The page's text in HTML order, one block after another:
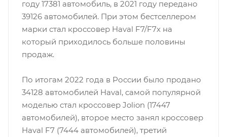
году 17381 автомобиль, в 2021 году передано
39126 автомобилей. При этом бестселлером
марки стал кроссовер Haval F7/F7x на
который приходилось больше половины
продаж.
По итогам 2022 года в России было продано
34128 автомобилей Haval, самой популярной
моделью стал кроссовер Jolion (17447
автомобилей), второе место занял кроссовер
Haval F7 (7444 автомобилей), третий